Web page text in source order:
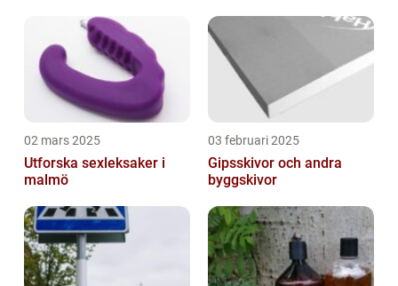
02 mars 2025
Utforska sexleksaker i
malmö
03 februari 2025
Gipsskivor och andra
byggskivor